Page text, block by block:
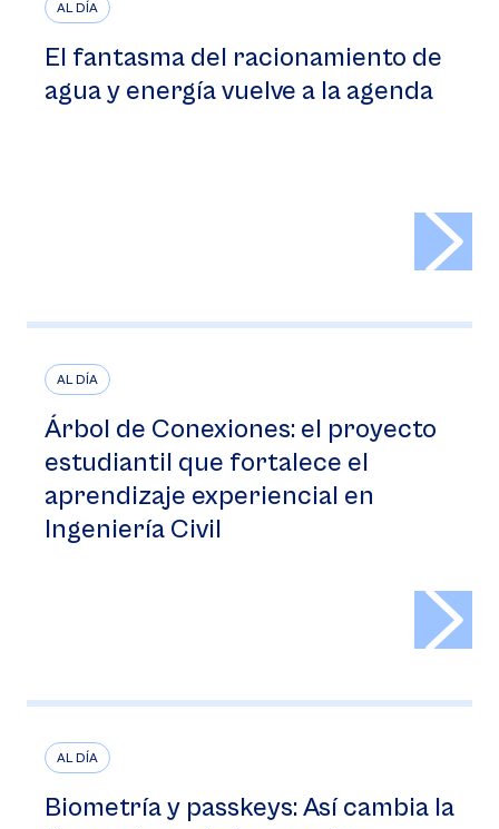
AL DÍA
El fantasma del racionamiento de
agua y energía vuelve a la agenda
AL DÍA
Árbol de Conexiones: el proyecto
estudiantil que fortalece el
aprendizaje experiencial en
Ingeniería Civil
AL DÍA
Biometría y passkeys: Así cambia la